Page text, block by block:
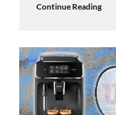
Continue Reading